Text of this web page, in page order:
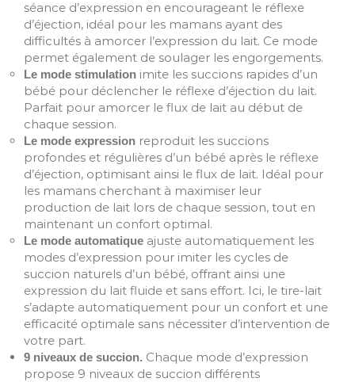
séance d’expression en encourageant le réflexe
d’éjection, idéal pour les mamans ayant des
difficultés à amorcer l’expression du lait. Ce mode
permet également de soulager les engorgements.
Le mode stimulation imite les succions rapides d’un
bébé pour déclencher le réflexe d’éjection du lait.
Parfait pour amorcer le flux de lait au début de
chaque session.
Le mode expression reproduit les succions
profondes et régulières d’un bébé après le réflexe
d’éjection, optimisant ainsi le flux de lait. Idéal pour
les mamans cherchant à maximiser leur
production de lait lors de chaque session, tout en
maintenant un confort optimal.
Le mode automatique ajuste automatiquement les
modes d’expression pour imiter les cycles de
succion naturels d’un bébé, offrant ainsi une
expression du lait fluide et sans effort. Ici, le tire-lait
s’adapte automatiquement pour un confort et une
efficacité optimale sans nécessiter d’intervention de
votre part.
9 niveaux de succion. Chaque mode d’expression
propose 9 niveaux de succion différents